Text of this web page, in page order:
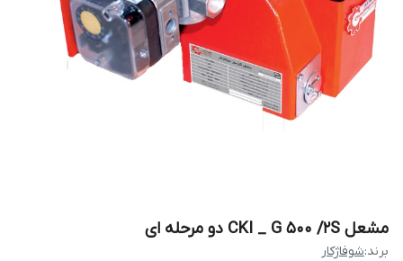
مشعل CKI _ G 500 /2S دو مرحله ای
برند:شوفاژكار